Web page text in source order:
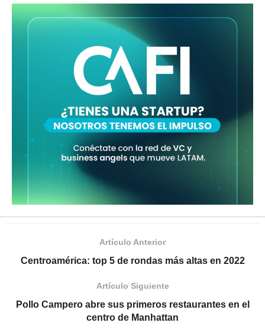
Artículo Anterior
Centroamérica: top 5 de rondas más altas en 2022
Artículo Siguiente
Pollo Campero abre sus primeros restaurantes en el
centro de Manhattan